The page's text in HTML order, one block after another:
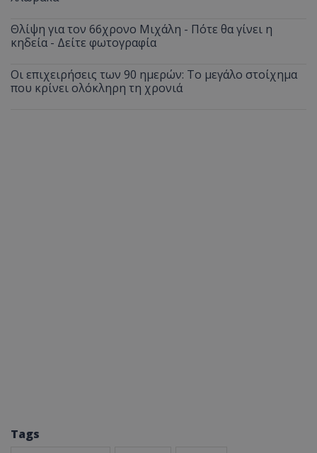
Θλίψη για τον 66χρονο Μιχάλη - Πότε θα γίνει η
κηδεία - Δείτε φωτογραφία
Οι επιχειρήσεις των 90 ημερών: Το μεγάλο στοίχημα
που κρίνει ολόκληρη τη χρονιά
Tags